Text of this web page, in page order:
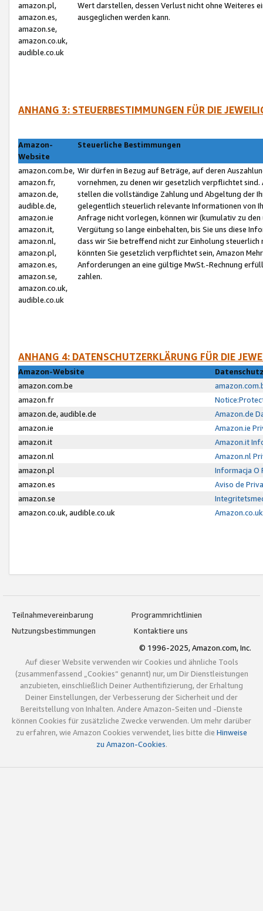
amazon.pl,
amazon.es,
amazon.se,
amazon.co.uk,
audible.co.uk
Wert darstellen, dessen Verlust nicht ohne Weiteres
ausgeglichen werden kann.
ANHANG 3: STEUERBESTIMMUNGEN FÜR DIE
Amazon-
Website
Steuerliche Bestimmungen
amazon.com.be,
amazon.fr,
amazon.de,
audible.de,
amazon.ie
amazon.it,
amazon.nl,
amazon.pl,
amazon.es,
amazon.se,
amazon.co.uk,
audible.co.uk
Wir dürfen in Bezug auf Beträge, auf deren
vornehmen, zu denen wir gesetzlich verpflichtet
stellen die vollständige Zahlung und Abgeltung der
gelegentlich steuerlich relevante Informationen von
Anfrage nicht vorlegen, können wir (kumulativ zu
Vergütung so lange einbehalten, bis Sie uns diese
dass wir Sie betreffend nicht zur Einholung
könnten Sie gesetzlich verpflichtet sein, Amazon
Anforderungen an eine gültige MwSt.-Rechnung
zahlen.
ANHANG 4: DATENSCHUTZERKLÄRUNG FÜR DIE
Amazon-Website
amazon.com.be
amazon.fr
amazon.de, audible.de
Amazon.de
amazon.ie
Amazon.ie
amazon.it
Amazon.it
amazon.nl
Amazon.nl
amazon.pl
Informacja O
amazon.es
Aviso de
amazon.se
amazon.co.uk, audible.co.uk
Teilnahmevereinbarung
Programmrichtlinien
Nutzungsbestimmungen
Kontaktiere uns
© 1996-2025, Amazon.com, Inc.
Auf dieser Website verwenden wir Cookies und ähnliche Tools
(zusammenfassend „Cookies“ genannt) nur, um Dir Dienstleistungen
anzubieten, einschließlich Deiner Authentifizierung, der Erhaltung
Deiner Einstellungen, der Verbesserung der Sicherheit und der
Bereitstellung von Inhalten. Andere Amazon-Seiten und -Dienste
können Cookies für zusätzliche Zwecke verwenden. Um mehr darüber
zu erfahren, wie Amazon Cookies verwendet, lies bitte die Hinweise
zu Amazon-Cookies.